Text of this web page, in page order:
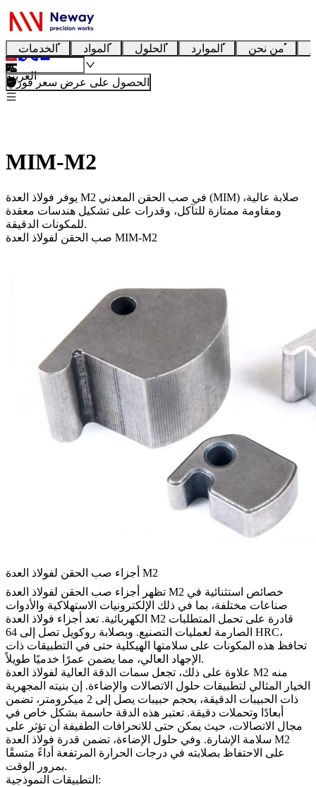
الخدمات المواد الحلول الموارد من نحن
العربية
الحصول على عرض سعر فوري
MIM-M2
يوفر فولاذ العدة M2 في صب الحقن المعدني (MIM) صلابة عالية،
ومقاومة ممتازة للتآكل، وقدرات على تشكيل هندسات معقدة
للمكونات الدقيقة.
صب الحقن لفولاذ العدة MIM-M2
أجزاء صب الحقن لفولاذ العدة M2
تظهر أجزاء صب الحقن لفولاذ العدة M2 خصائص استثنائية في
صناعات مختلفة، بما في ذلك الإلكترونيات الاستهلاكية والأدوات
الكهربائية. تعد أجزاء فولاذ العدة M2 قادرة على تحمل المتطلبات
الصارمة لعمليات التصنيع. وبصلابة روكويل تصل إلى 64 HRC،
تحافظ هذه المكونات على سلامتها الهيكلية حتى في التطبيقات ذات
الإجهاد العالي، مما يضمن عمرًا خدميًا طويلاً.
علاوة على ذلك، تجعل سمات الدقة العالية لفولاذ العدة M2 منه
الخيار المثالي لتطبيقات حلول الاتصالات والإضاءة. إن بنيته المجهرية
ذات الحبيبات الدقيقة، بحجم حبيبات يصل إلى 2 ميكرومتر، تضمن
أبعادًا وتحملات دقيقة. تعتبر هذه الدقة حاسمة بشكل خاص في
مجال الاتصالات، حيث يمكن حتى للانحرافات الطفيفة أن تؤثر على
سلامة الإشارة. وفي حلول الإضاءة، تضمن قدرة فولاذ العدة M2
على الاحتفاظ بصلابته في درجات الحرارة المرتفعة أداءً متسقًا
بمرور الوقت.
التطبيقات النموذجية: